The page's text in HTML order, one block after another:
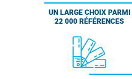
UN LARGE CHOIX PARMI
22 000 RÉFÉRENCES